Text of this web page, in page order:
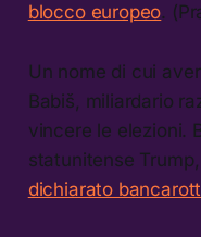
blocco europeo.
Un nome di cui
Babiš, miliardario
vincere le elezioni.
statunitense
dichiarato